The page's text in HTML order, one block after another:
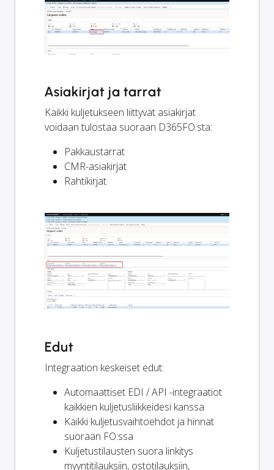
Asiakirjat ja tarrat
Kaikki kuljetukseen liittyvät asiakirjat
voidaan tulostaa suoraan D365FO:sta:
Pakkaustarrat
CMR-asiakirjat
Rahtikirjat
Edut
Integraation keskeiset edut:
Automaattiset EDI / API -integraatiot
kaikkien kuljetusliikkeidesi kanssa
Kaikki kuljetusvaihtoehdot ja hinnat
suoraan FO:ssa
Kuljetustilausten suora linkitys
myyntitilauksiin, ostotilauksiin,